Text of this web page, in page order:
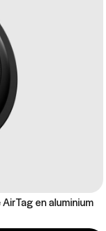
en aluminium